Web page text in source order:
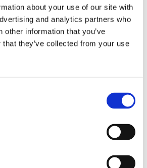
about your use of our site with
and analytics partners who
other information that you’ve
they’ve collected from your use